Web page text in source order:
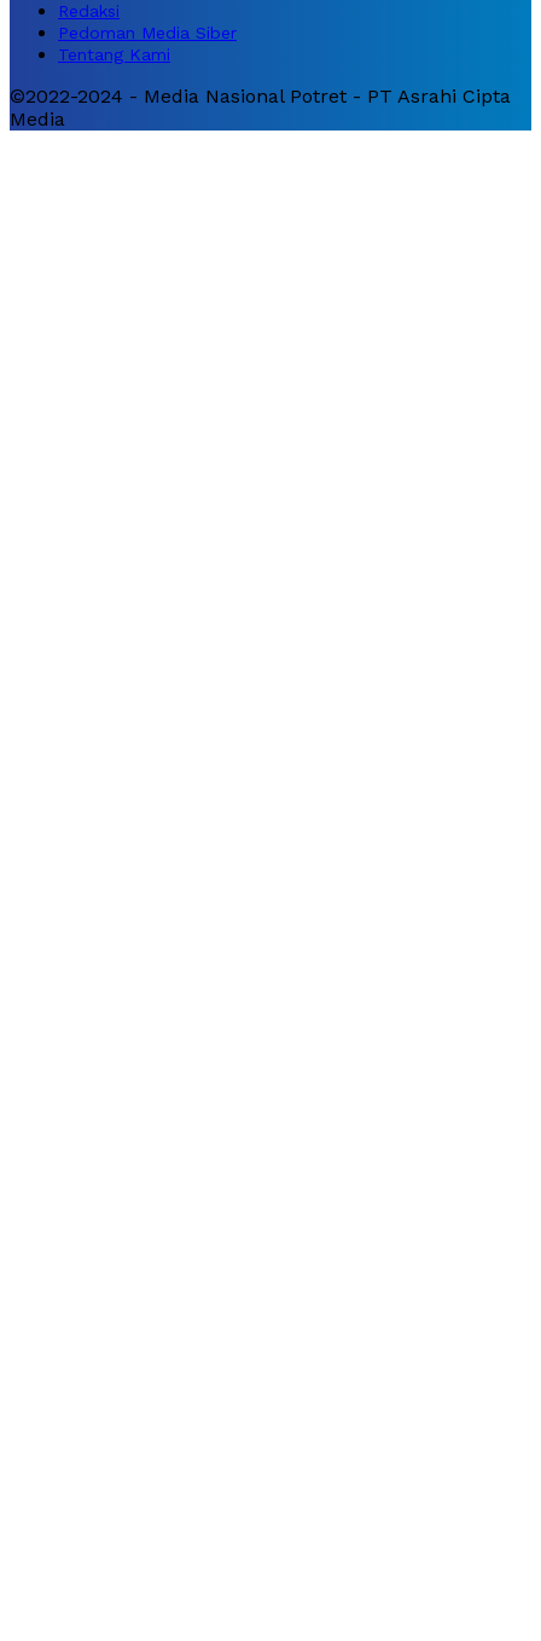
Redaksi
Pedoman Media Siber
Tentang Kami
©2022-2024 - Media Nasional Potret - PT Asrahi Cipta
Media